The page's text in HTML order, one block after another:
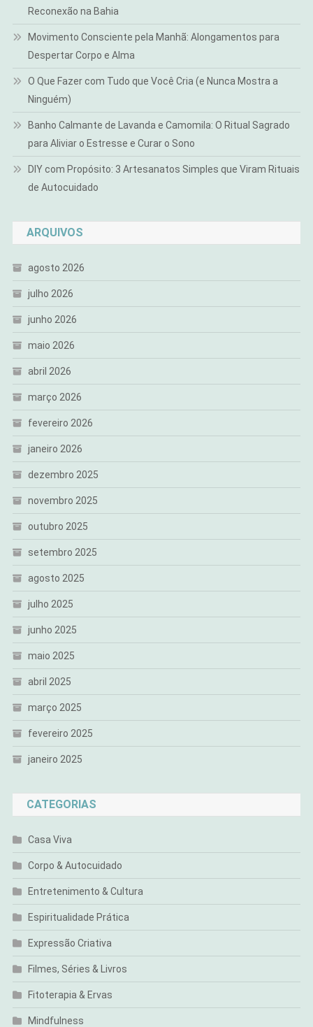
Reconexão na Bahia
Movimento Consciente pela Manhã: Alongamentos para
Despertar Corpo e Alma
O Que Fazer com Tudo que Você Cria (e Nunca Mostra a
Ninguém)
Banho Calmante de Lavanda e Camomila: O Ritual Sagrado
para Aliviar o Estresse e Curar o Sono
DIY com Propósito: 3 Artesanatos Simples que Viram Rituais
de Autocuidado
ARQUIVOS
agosto 2026
julho 2026
junho 2026
maio 2026
abril 2026
março 2026
fevereiro 2026
janeiro 2026
dezembro 2025
novembro 2025
outubro 2025
setembro 2025
agosto 2025
julho 2025
junho 2025
maio 2025
abril 2025
março 2025
fevereiro 2025
janeiro 2025
CATEGORIAS
Casa Viva
Corpo & Autocuidado
Entretenimento & Cultura
Espiritualidade Prática
Expressão Criativa
Filmes, Séries & Livros
Fitoterapia & Ervas
Mindfulness